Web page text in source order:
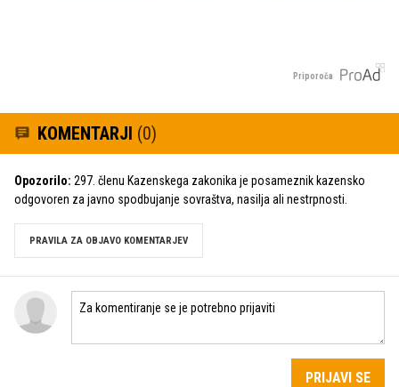
Priporoča
KOMENTARJI (0)
Opozorilo: 297. členu Kazenskega zakonika je posameznik kazensko
odgovoren za javno spodbujanje sovraštva, nasilja ali nestrpnosti.
PRAVILA ZA OBJAVO KOMENTARJEV
PRIJAVI SE